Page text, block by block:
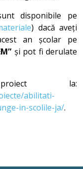
disponibile pe
) dacă aveți
an școlar pe
și pot fi derulate
la:
abilitati-
in-scolile-ja/.